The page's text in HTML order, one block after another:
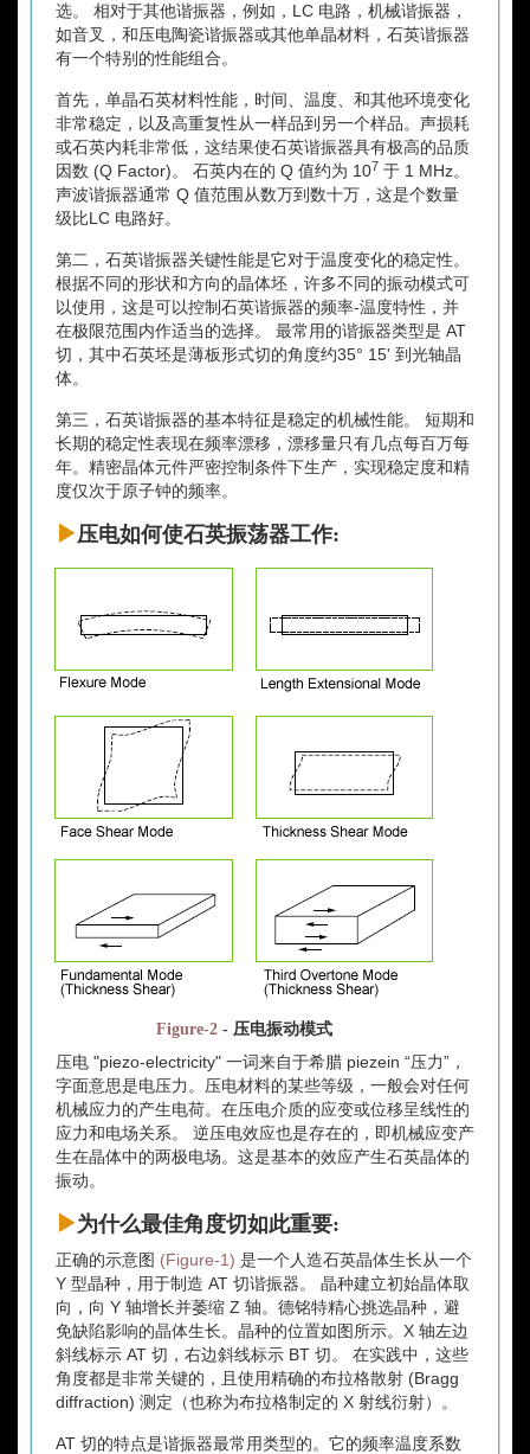
选。 相对于其他谐振器，例如，LC 电路，机械谐振器，
如音叉，和压电陶瓷谐振器或其他单晶材料，石英谐振器
有一个特别的性能组合。
首先，单晶石英材料性能，时间、温度、和其他环境变化
非常稳定，以及高重复性从一样品到另一个样品。声损耗
或石英内耗非常低，这结果使石英谐振器具有极高的品质
因数 (Q Factor)。 石英内在的 Q 值约为 107 于 1 MHz。
声波谐振器通常 Q 值范围从数万到数十万，这是个数量
级比LC 电路好。
第二，石英谐振器关键性能是它对于温度变化的稳定性。
根据不同的形状和方向的晶体坯，许多不同的振动模式可
以使用，这是可以控制石英谐振器的频率-温度特性，并
在极限范围内作适当的选择。 最常用的谐振器类型是 AT
切，其中石英坯是薄板形式切的角度约35° 15' 到光轴晶
体。
第三，石英谐振器的基本特征是稳定的机械性能。 短期和
长期的稳定性表现在频率漂移，漂移量只有几点每百万每
年。精密晶体元件严密控制条件下生产，实现稳定度和精
度仅次于原子钟的频率。
压电如何使石英振荡器工作:
Figure-2- 压电振动模式
压电 "piezo-electricity" 一词来自于希腊 piezein “压力”，
字面意思是电压力。压电材料的某些等级，一般会对任何
机械应力的产生电荷。在压电介质的应变或位移呈线性的
应力和电场关系。 逆压电效应也是存在的，即机械应变产
生在晶体中的两极电场。这是基本的效应产生石英晶体的
振动。
为什么最佳角度切如此重要:
正确的示意图 (Figure-1) 是一个人造石英晶体生长从一个
Y 型晶种，用于制造 AT 切谐振器。 晶种建立初始晶体取
向，向 Y 轴增长并萎缩 Z 轴。德铭特精心挑选晶种，避
免缺陷影响的晶体生长。晶种的位置如图所示。X 轴左边
斜线标示 AT 切，右边斜线标示 BT 切。 在实践中，这些
角度都是非常关键的，且使用精确的布拉格散射 (Bragg
diffraction) 测定（也称为布拉格制定的 X 射线衍射）。
AT 切的特点是谐振器最常用类型的。它的频率温度系数